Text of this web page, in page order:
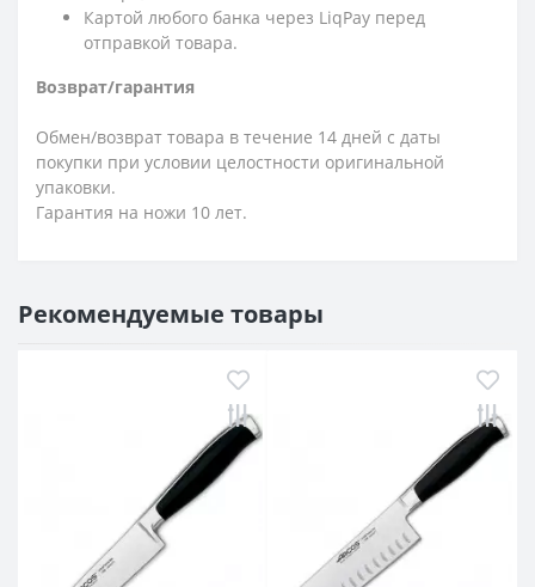
Картой любого банка через LiqPay перед
отправкой товара.
Возврат/гарантия
Обмен/возврат товара в течение 14 дней с даты
покупки при условии целостности оригинальной
упаковки.
Гарантия на ножи 10 лет.
Рекомендуемые товары